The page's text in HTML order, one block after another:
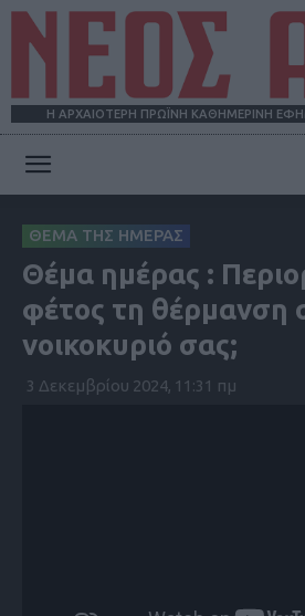
Η ΑΡΧΑΙΟΤΕΡΗ ΠΡΩΪΝΗ ΚΑΘΗΜΕΡΙΝΗ
ΑΓΩΝ
ΘΕΜΑ ΤΗΣ ΗΜΕΡΑΣ
Θέμα ημέρας :
φέτος τη θέρμανση
νοικοκυριό σας;
3 Δεκεμβρίου 2024, 11:31 πμ